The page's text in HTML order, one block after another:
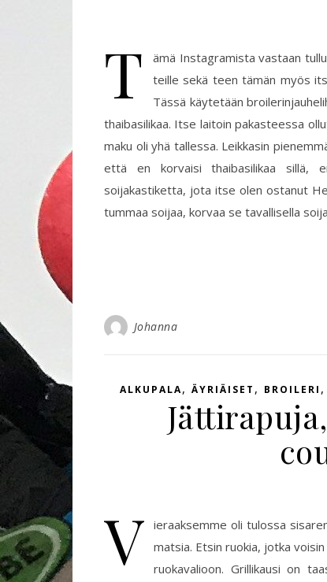
T
ämä Instagramista vastaan
teille sekä teen tämän myös
Tässä käytetään
thaibasilikaa. Itse laitoin pakasteessa
maku oli yhä tallessa. Leikkasin
että en korvaisi thaibasilikaa sillä,
soijakastiketta, jota itse olen ostanut
tummaa soijaa, korvaa se tavallisella
Johanna
ALKUPALA, ÄYRIÄISET , BROILERI ,
V ieraaksemme oli tulossa
matsia. Etsin ruokia, jotka
ruokavalioon. Grillikausi on